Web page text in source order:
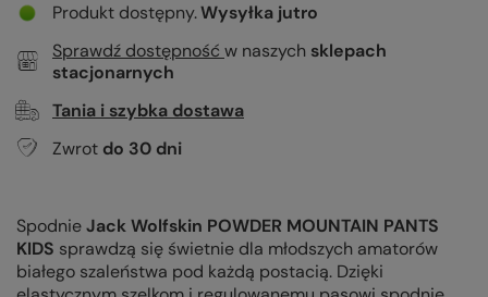
Produkt dostępny Wysyłka jutro
Sprawdź dostępność w naszych sklepach
stacjonarnych
Tania i szybka dostawa
Zwrot do 30 dni
SpodnieJack Wolfskin POWDER MOUNTAIN PANTS
KIDS sprawdzą się świetnie dla młodszych amatorów
białego szaleństwa pod każdą postacią. Dzięki